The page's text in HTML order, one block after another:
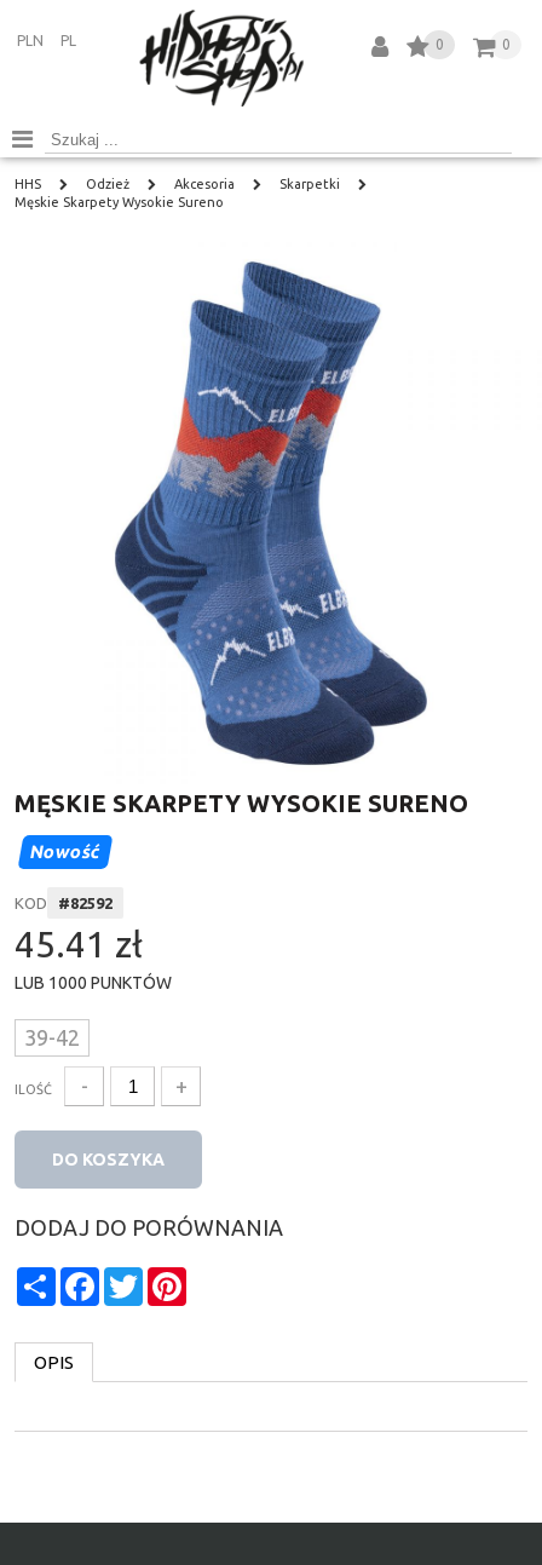
PLN PL 0
0
HHS Odzież Akcesoria
Skarpetki
Męskie Skarpety Wysokie Sureno
MĘSKIE SKARPETY WYSOKIE SURENO
Nowość
KOD #82592
45.41 zł
LUB 1000 PUNKTÓW
39-42
ILOŚĆ - +
DO KOSZYKA
DODAJ DO PORÓWNANIA
ShareFacebook
Twitter
OPIS